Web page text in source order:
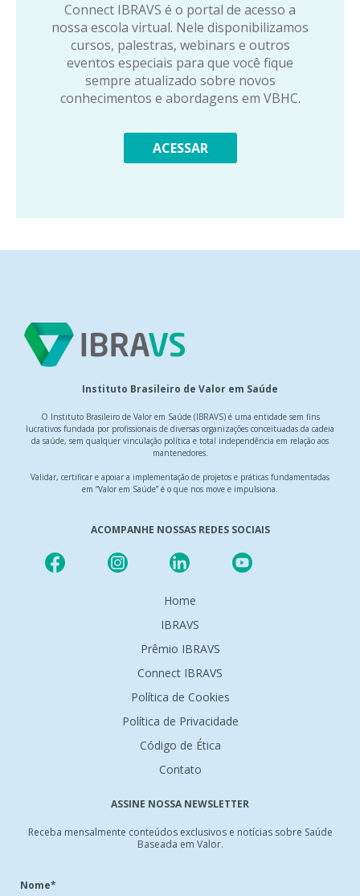
Connect IBRAVS é o portal de acesso a
nossa escola virtual. Nele disponibilizamos
cursos, palestras, webinars e outros
eventos especiais para que você fique
sempre atualizado sobre novos
conhecimentos e abordagens em VBHC.
ACESSAR
Instituto Brasileiro de Valor em Saúde
O Instituto Brasileiro de Valor em Saúde (IBRAVS) é uma entidade sem fins
lucrativos fundada por profissionais de diversas organizações conceituadas da cadeia
da saúde, sem qualquer vinculação política e total independência em relação aos
mantenedores.
Validar, certificar e apoiar a implementação de projetos e práticas fundamentadas
em “Valor em Saúde” é o que nos move e impulsiona.
ACOMPANHE NOSSAS REDES SOCIAIS
Home
IBRAVS
Prêmio IBRAVS
Connect IBRAVS
Política de Cookies
Política de Privacidade
Código de Ética
Contato
ASSINE NOSSA NEWSLETTER
Receba mensalmente conteúdos exclusivos e notícias sobre Saúde
Baseada em Valor.
Nome*